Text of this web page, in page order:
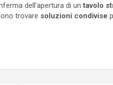
dell’apertura di untavolo
trovare soluzioni condivise